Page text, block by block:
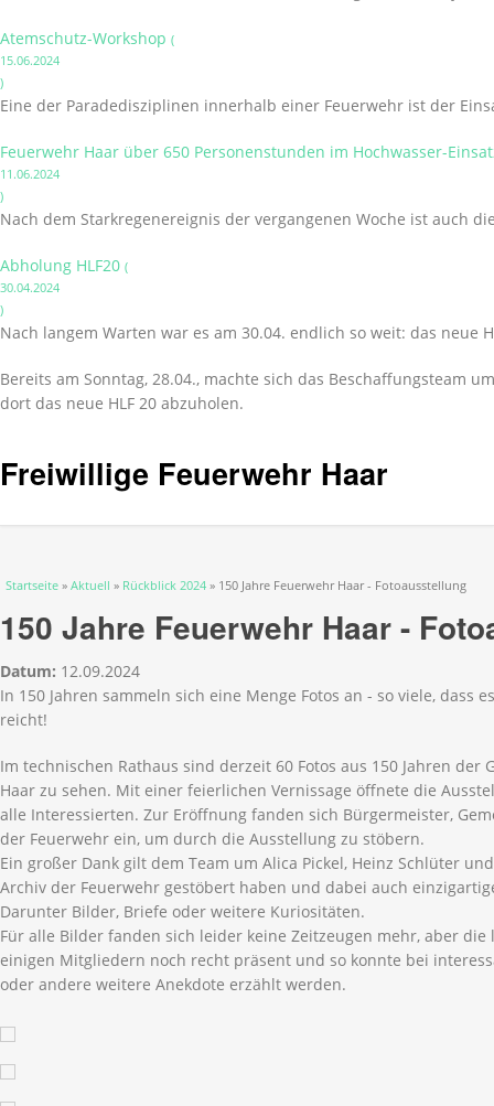
Atemschutz-Workshop (
15.06.2024
)
Eine der Paradedisziplinen innerhalb einer Feuerwehr ist der
Feuerwehr Haar über 650 Personenstunden im Hochwasser-
11.06.2024
)
Nach dem Starkregenereignis der vergangenen Woche ist auch
Abholung HLF20 (
30.04.2024
)
Nach langem Warten war es am 30.04. endlich so weit: das
Bereits am Sonntag, 28.04., machte sich das Beschaffungsteam
dort das neue HLF 20 abzuholen.
Freiwillige Feuerwehr Haar
Sie sind hier
Startseite » Aktuell » Rückblick 2024 » 150 Jahre Feuerwehr Haar - Fotoausstellung
150 Jahre Feuerwehr Haar -
Datum: 12.09.2024
In 150 Jahren sammeln sich eine Menge Fotos an - so viele, dass
reicht!
Im technischen Rathaus sind derzeit 60 Fotos aus 150 Jahren der
Haar zu sehen. Mit einer feierlichen Vernissage öffnete die
alle Interessierten. Zur Eröffnung fanden sich Bürgermeister,
der Feuerwehr ein, um durch die Ausstellung zu stöbern.
Ein großer Dank gilt dem Team um Alica Pickel, Heinz Schlüter
Archiv der Feuerwehr gestöbert haben und dabei auch
Darunter Bilder, Briefe oder weitere Kuriositäten.
Für alle Bilder fanden sich leider keine Zeitzeugen mehr, aber die
einigen Mitgliedern noch recht präsent und so konnte bei
oder andere weitere Anekdote erzählt werden.